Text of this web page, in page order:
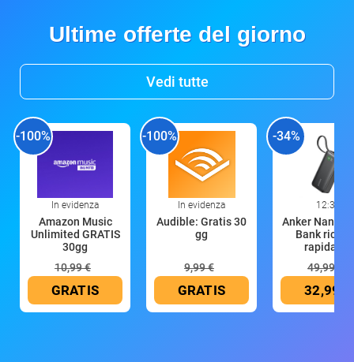
Ultime offerte del giorno
Vedi tutte
-100%
In evidenza
Amazon Music
Unlimited GRATIS
30gg
10,99 €
GRATIS
-100%
In evidenza
Audible: Gratis 30
gg
9,99 €
GRATIS
-34%
12:33
Anker Nano
Bank
rapida 10
49,99 €
32,99 €